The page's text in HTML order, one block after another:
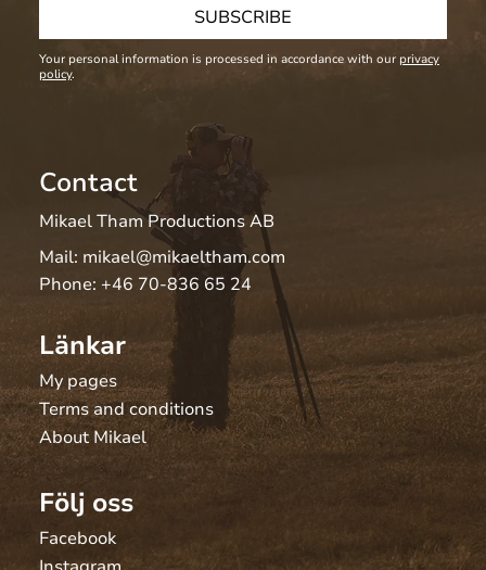
SUBSCRIBE
Your personal information is processed in accordance with our privacy
policy.
Contact
Mikael Tham Productions AB
Mail: mikael@mikaeltham.com
Phone: +46 70-836 65 24
Länkar
My pages
Terms and conditions
About Mikael
Följ oss
Facebook